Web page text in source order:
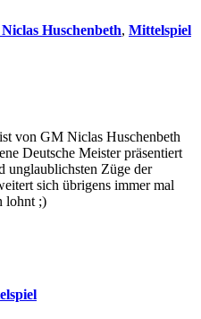
Huschenbeth, Mittelspiel
von GM Niclas Huschenbeth
Deutsche Meister präsentiert
unglaublichsten Züge der
sich übrigens immer mal
lohnt ;)